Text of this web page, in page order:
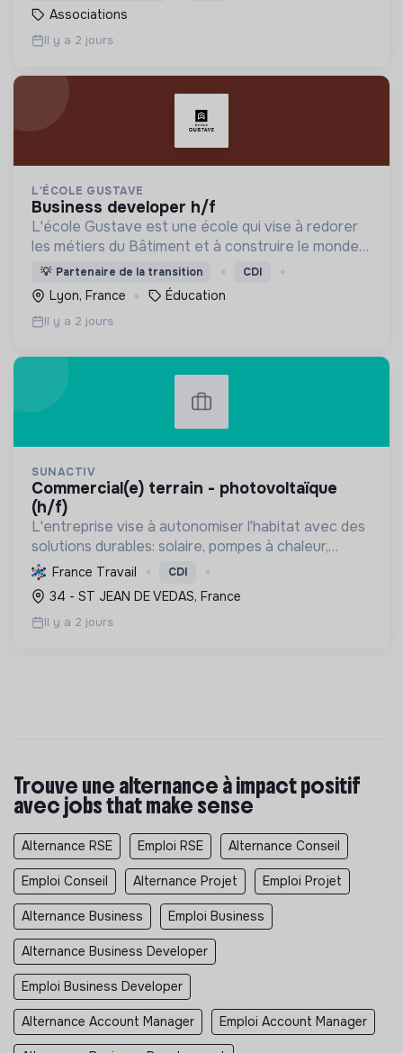
Associations
Il y a 2 jours
L'ÉCOLE GUSTAVE
business developer h/f
L'école Gustave est une école qui vise à redorer
les métiers du Bâtiment et à construire le monde
de demain. Notre ESS recrute ses apprenants en
fonction de leur motivation et non de leur diplôme.
💡 Partenaire de la transition CDI
Lyon, France Éducation
Il y a 2 jours
SUNACTIV
commercial(e) terrain - photovoltaïque
(h/f)
L'entreprise vise à autonomiser l'habitat avec des
solutions durables: solaire, pompes à chaleur,
isolation, etc. Elle aide à réduire l'empreinte
carbone et les factures énergétiques. Elle détient
le ...
France Travail CDI
34 - ST JEAN DE VEDAS, France
Il y a 2 jours
Trouve une alternance à impact positif
avec jobs that make sense
Alternance RSE Emploi RSE Alternance Conseil
Emploi Conseil Alternance Projet Emploi Projet
Alternance Business Emploi Business
Alternance Business Developer
Emploi Business Developer
Alternance Account Manager Emploi Account Manager